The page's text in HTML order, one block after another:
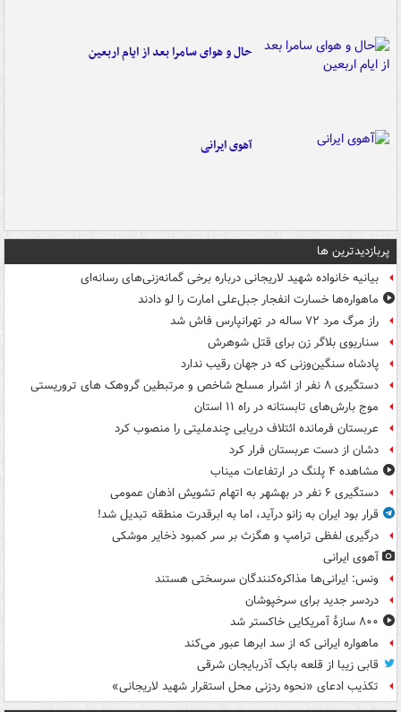
حال و هوای سامرا بعد از ایام اربعین
آهوی ایرانی
پربازدیدترین ها
بیانیه خانواده شهید لاریجانی درباره برخی گمانه‌زنی‌های رسانه‌ای
ماهواره‌ها خسارت انفجار جبل‌علی امارت را لو دادند
راز مرگ مرد ۷۲ ساله در تهرانپارس فاش شد
سناریوی بلاگر زن برای قتل شوهرش
پادشاه سنگین‌وزنی که در جهان رقیب ندارد
دستگیری ۸ نفر از اشرار مسلح شاخص و مرتبطین گروهک های تروریستی
موج بارش‌های تابستانه در راه ۱۱ استان
عربستان فرمانده ائتلاف دریایی چندملیتی را منصوب کرد
دشان از دست عربستان فرار کرد
مشاهده ۴ پلنگ در ارتفاعات میناب
دستگیری ۶ نفر در بهشهر به اتهام تشویش اذهان عمومی
قرار بود ایران به زانو درآید، اما به ابرقدرت منطقه تبدیل شد!
درگیری لفظی ترامپ و هگزث بر سر کمبود ذخایر موشکی
آهوی ایرانی
ونس: ایرانی‌ها مذاکره‌کنندگان سرسختی هستند
دردسر جدید برای سرخپوشان
۸۰۰ سازۀ آمریکایی خاکستر شد
ماهواره ایرانی که از سد ابرها عبور می‌کند
قابی زیبا از قلعه بابک آذربایجان شرقی
تکذیب ادعای «نحوه ردزنی محل استقرار شهید لاریجانی»